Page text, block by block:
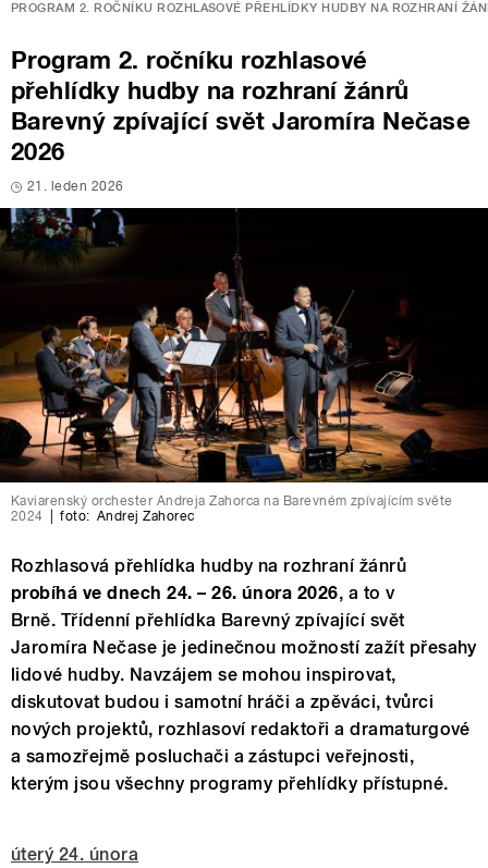
PROGRAM 2. ROČNÍKU ROZHLASOVÉ PŘEHLÍDKY HUDBY NA ROZHRANÍ
Program 2. ročníku rozhlasové
přehlídky hudby na rozhraní žánrů
Barevný zpívající svět Jaromíra Nečase
2026
21. leden 2026
Kaviarenský orchester Andreja Zahorca na Barevném zpívajícím světe
2024
foto: Andrej Zahorec
Rozhlasová přehlídka hudby na rozhraní žánrů
probíhá ve dnech 24. – 26. února 2026, a to v
Brně. Třídenní přehlídka Barevný zpívající svět
Jaromíra Nečase je jedinečnou možností zažít přesahy
lidové hudby. Navzájem se mohou inspirovat,
diskutovat budou i samotní hráči a zpěváci, tvůrci
nových projektů, rozhlasoví redaktoři a dramaturgové
a samozřejmě posluchači a zástupci veřejnosti,
kterým jsou všechny programy přehlídky přístupné.
úterý 24. února